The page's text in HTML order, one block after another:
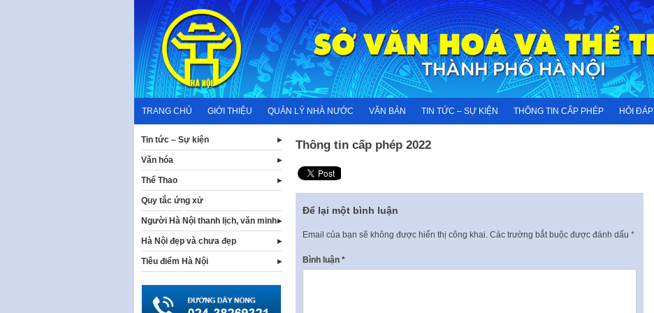
content
TRANG CHỦ GIỚI THIỆU QUẢN LÝ NHÀ NƯỚC VĂN BẢN TIN TỨC – SỰ KIỆN THÔNG TIN CẤP PHÉP HỎI ĐÁP
Thông tin cấp phép 2022
Để lại một bình luận
Email của bạn sẽ không được hiển thị công khai. Các trường bắt buộc được đánh dấu *
Bình luận *
Tin tức – Sự kiện
Văn hóa
Thể Thao
Quy tắc ứng xử
Người Hà Nội thanh lịch, văn minh
Hà Nội đẹp và chưa đẹp
Tiêu điểm Hà Nội